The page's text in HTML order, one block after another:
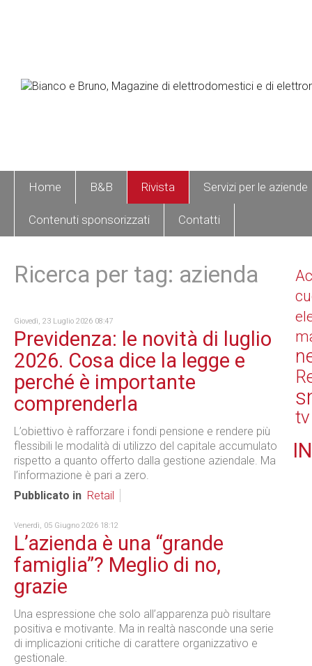
Home B&B Rivista Servizi per le aziende
Contenuti sponsorizzati Contatti
Ricerca per tag: azienda
Giovedì, 23 Luglio 2026 08:47
Previdenza: le novità di luglio
2026. Cosa dice la legge e
perché è importante
comprenderla
L’obiettivo è rafforzare i fondi pensione e rendere più
flessibili le modalità di utilizzo del capitale accumulato
rispetto a quanto offerto dalla gestione aziendale. Ma
l’informazione è pari a zero.
Pubblicato in Retail
Venerdì, 05 Giugno 2026 18:12
L’azienda è una “grande
famiglia”? Meglio di no,
grazie
Una espressione che solo all’apparenza può risultare
positiva e motivante. Ma in realtà nasconde una serie
di implicazioni critiche di carattere organizzativo e
gestionale.
tv
IN